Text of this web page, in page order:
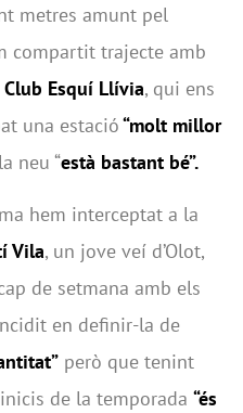
metres amunt pel
compartit trajecte amb
Club Esquí Llívia, qui ens
una estació“molt millor
neu “està bastant bé”.
hem interceptat a la
Vila, un jove veí d’Olot,
de setmana amb els
en definir-la de
però que tenint
de la temporada “és